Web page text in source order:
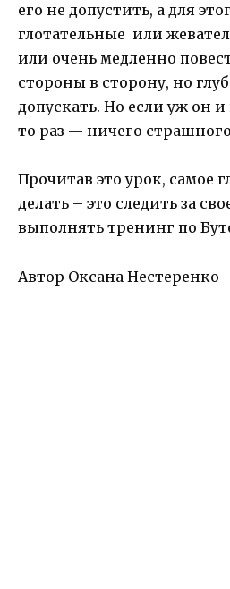
его не допустить, а для
глотательные или
или очень медленно
стороны в сторону, но
допускать. Но если уж он
то раз — ничего
Прочитав это урок, самое
делать – это следить за
выполнять тренинг по
Автор Оксана Нестеренко